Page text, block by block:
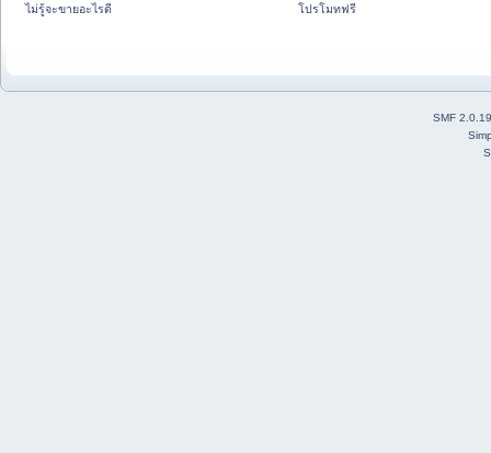
ไม่รู้จะขายอะไรดี
โปรโมทฟรี
SMF 2.0.19